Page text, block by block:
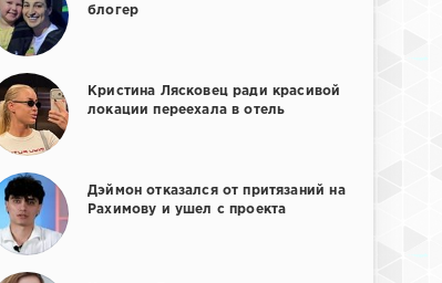
блогер
Кристина Лясковец ради красивой
локации переехала в отель
Дэймон отказался от притязаний на
Рахимову и ушел с проекта